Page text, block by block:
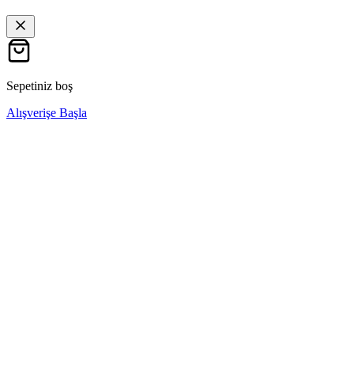
Sepetiniz boş
Alışverişe Başla